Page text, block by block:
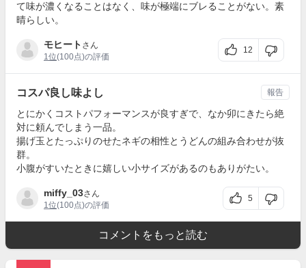
て味が濃くなることはなく、味が極端にブレることがない。素
晴らしい。
モヒート さん
1位(100点)の評価
12
コスパ良し味よし
とにかくコストパフォーマンスが良すぎで、なか卯にきたら絶
対に頼んでしまう一品。
揚げ玉とたっぷりのせたネギの相性とうどんの組み合わせが抜
群。
小腹がすいたときに嬉しい小サイズがあるのもありがたい。
miffy_03さん
1位(100点)の評価
5
報告
コメントをもっと読む